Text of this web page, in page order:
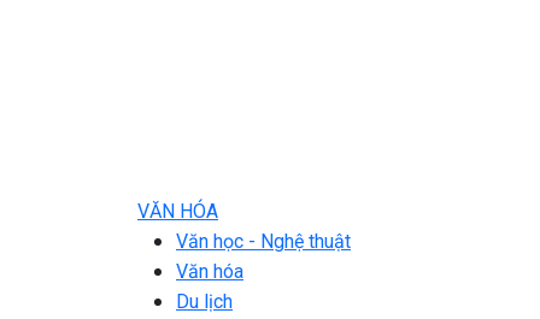
VĂN HÓA
Văn học - Nghệ thuật
Văn hóa
Du lịch